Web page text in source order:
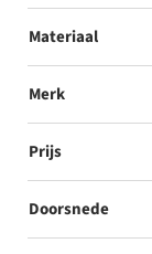
Materiaal
Merk
Prijs
Doorsnede